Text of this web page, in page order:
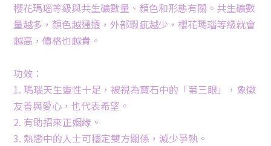
櫻花瑪瑙等級與共生礦數量、顏色和形態有關。共生礦數
量越多，顏色越通透，外部瑕疵越少，櫻花瑪瑙等級就會
越高，價格也越貴。
功效：
1. 瑪瑙天生靈性十足，被視為寶石中的「第三眼」，象徵
友善與愛心，也代表希望。
2. 有助招來正姻緣。
3. 熱戀中的人士可穩定雙方關係，減少爭執。